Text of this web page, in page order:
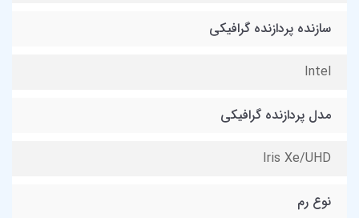
سازنده پردازنده گرافیکی
Intel
مدل پردازنده گرافیکی
Iris Xe/UHD
نوع رم